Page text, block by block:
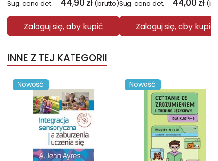
Sug. cena det. 44,90 zł (brutto)
Zaloguj się, aby kupić
Sug. cena det. 44,00 zł
Zaloguj się, aby kupić
INNE Z TEJ KATEGORII
Nowość Nowość